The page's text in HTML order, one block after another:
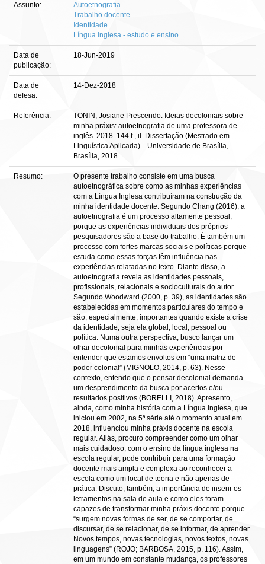
Assunto:
Autoetnografia
Trabalho docente
Identidade
Língua inglesa - estudo e ensino
Data de
publicação:
18-Jun-2019
Data de
defesa:
14-Dez-2018
Referência:
TONIN, Josiane Prescendo. Ideias decoloniais sobre
minha práxis: autoetnografia de uma professora de
inglês. 2018. 144 f., il. Dissertação (Mestrado em
Linguística Aplicada)—Universidade de Brasília,
Brasília, 2018.
Resumo:
O presente trabalho consiste em uma busca
autoetnográfica sobre como as minhas experiências
com a Língua Inglesa contribuíram na construção da
minha identidade docente. Segundo Chang (2016), a
autoetnografia é um processo altamente pessoal,
porque as experiências individuais dos próprios
pesquisadores são a base do trabalho. É também um
processo com fortes marcas sociais e políticas porque
estuda como essas forças têm influência nas
experiências relatadas no texto. Diante disso, a
autoetnografia revela as identidades pessoais,
profissionais, relacionais e socioculturais do autor.
Segundo Woodward (2000, p. 39), as identidades são
estabelecidas em momentos particulares do tempo e
são, especialmente, importantes quando existe a crise
da identidade, seja ela global, local, pessoal ou
política. Numa outra perspectiva, busco lançar um
olhar decolonial para minhas experiências por
entender que estamos envoltos em “uma matriz de
poder colonial” (MIGNOLO, 2014, p. 63). Nesse
contexto, entendo que o pensar decolonial demanda
um desprendimento da busca por acertos e/ou
resultados positivos (BORELLI, 2018). Apresento,
ainda, como minha história com a Língua Inglesa, que
iniciou em 2002, na 5ª série até o momento atual em
2018, influenciou minha práxis docente na escola
regular. Aliás, procuro compreender como um olhar
mais cuidadoso, com o ensino da língua inglesa na
escola regular, pode contribuir para uma formação
docente mais ampla e complexa ao reconhecer a
escola como um local de teoria e não apenas de
prática. Discuto, também, a importância de inserir os
letramentos na sala de aula e como eles foram
capazes de transformar minha práxis docente porque
“surgem novas formas de ser, de se comportar, de
discursar, de se relacionar, de se informar, de aprender.
Novos tempos, novas tecnologias, novos textos, novas
linguagens” (ROJO; BARBOSA, 2015, p. 116). Assim,
em um mundo em constante mudança, os professores